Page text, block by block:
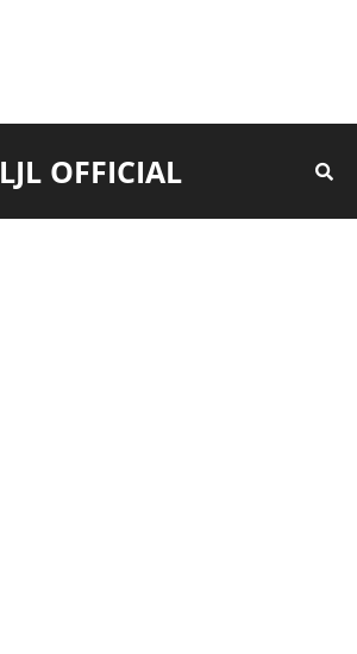
LJL OFFICIAL